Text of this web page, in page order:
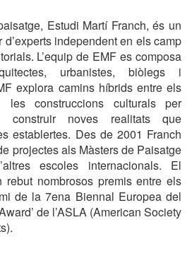
Estudi Martí Franch, és un
independent en els camp
L’equip de EMF es composa
urbanistes, biòlegs i
explora camins híbrids entre els
les construccions culturals per
construir noves realitats que
establertes. Des de 2001 Franch
projectes als Màsters de Paisatge
escoles internacionals. El
nombrosos premis entre els
de la 7ena Biennal Europea del
de l’ASLA (American Society